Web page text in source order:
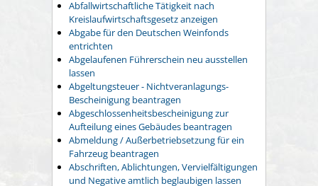
Abfallwirtschaftliche Tätigkeit nach
Kreislaufwirtschaftsgesetz anzeigen
Abgabe für den Deutschen Weinfonds
entrichten
Abgelaufenen Führerschein neu ausstellen
lassen
Abgeltungsteuer - Nichtveranlagungs-
Bescheinigung beantragen
Abgeschlossenheitsbescheinigung zur
Aufteilung eines Gebäudes beantragen
Abmeldung / Außerbetriebsetzung für ein
Fahrzeug beantragen
Abschriften, Ablichtungen, Vervielfältigungen
und Negative amtlich beglaubigen lassen